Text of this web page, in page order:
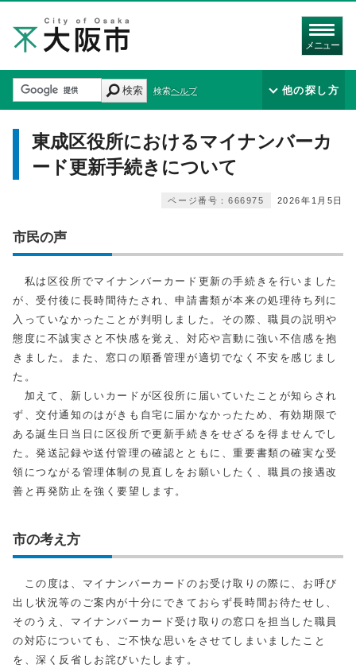
メニュー
検索 検索ヘルプ 他の探し方
東成区役所におけるマイナンバーカ
ード更新手続きについて
2026年1月5日
ページ番号：666975
市民の声
私は区役所でマイナンバーカード更新の手続きを行いました
が、受付後に長時間待たされ、申請書類が本来の処理待ち列に
入っていなかったことが判明しました。その際、職員の説明や
態度に不誠実さと不快感を覚え、対応や言動に強い不信感を抱
きました。また、窓口の順番管理が適切でなく不安を感じまし
た。
加えて、新しいカードが区役所に届いていたことが知らされ
ず、交付通知のはがきも自宅に届かなかったため、有効期限で
ある誕生日当日に区役所で更新手続きをせざるを得ませんでし
た。発送記録や送付管理の確認とともに、重要書類の確実な受
領につながる管理体制の見直しをお願いしたく、職員の接遇改
善と再発防止を強く要望します。
市の考え方
この度は、マイナンバーカードのお受け取りの際に、お呼び
出し状況等のご案内が十分にできておらず長時間お待たせし、
そのうえ、マイナンバーカード受け取りの窓口を担当した職員
の対応についても、ご不快な思いをさせてしまいましたこと
を、深く反省しお詫びいたします。